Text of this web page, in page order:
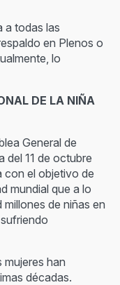
a todas las
en Plenos o
lo
DE LA NIÑA
General de
del 11 de octubre
con el objetivo de
mundial que a lo
de niñas en
mujeres han
décadas.